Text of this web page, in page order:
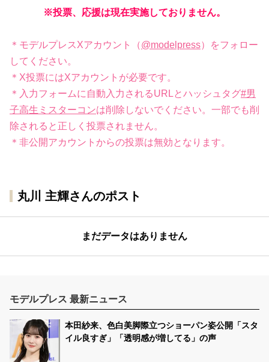
※投票、応援は現在実施しておりません。
＊モデルプレスXアカウント（@modelpress）をフォロー
してください。
＊X投票にはXアカウントが必要です。
＊入力フォームに自動入力されるURLとハッシュタグ#男
子高生ミスターコンは削除しないでください。一部でも削
除されると正しく投票されません。
＊非公開アカウントからの投票は無効となります。
丸川 主輝さんのポスト
まだデータはありません
モデルプレス 最新ニュース
本田紗来、色白美脚際立つショーパン姿公開「スタ
イル良すぎ」「透明感が増してる」の声